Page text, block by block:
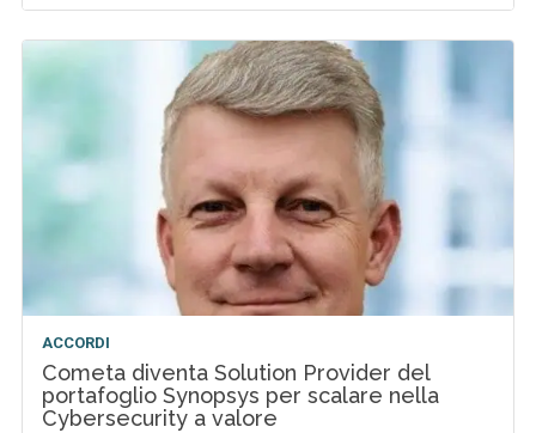
ACCORDI
Cometa diventa Solution Provider del
portafoglio Synopsys per scalare nella
Cybersecurity a valore